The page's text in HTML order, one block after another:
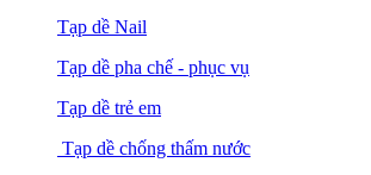
Tạp dề Nail
Tạp dề pha chế - phục vụ
Tạp dề trẻ em
Tạp dề chống thấm nước